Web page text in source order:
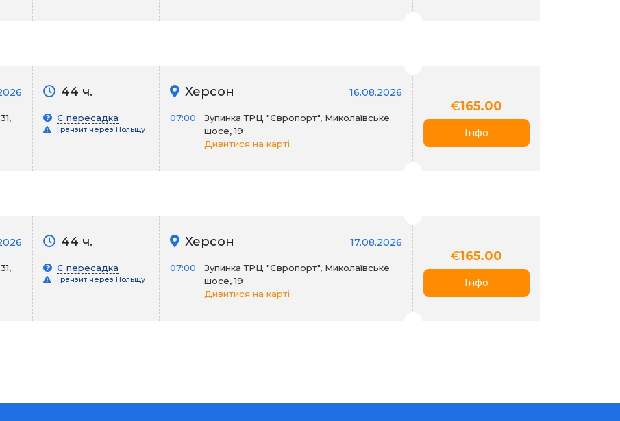
44 ч.
Є пересадка
Транзит через Польщу
Херсон 16.08.2026
07:00
Зупинка ТРЦ "Європорт", Миколаївське
шосе, 19
Дивитися на карті
€165.00
Інфо
44 ч.
Є пересадка
Транзит через Польщу
Херсон 17.08.2026
07:00
Зупинка ТРЦ "Європорт", Миколаївське
шосе, 19
Дивитися на карті
€165.00
Інфо